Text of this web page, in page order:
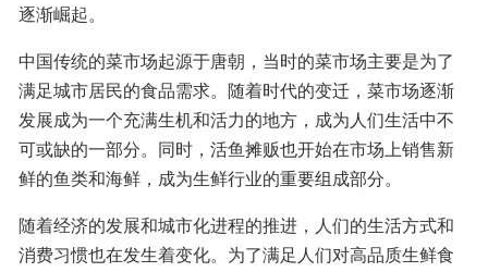
逐渐崛起。
中国传统的菜市场起源于唐朝，当时的菜市场主要是为了
满足城市居民的食品需求。随着时代的变迁，菜市场逐渐
发展成为一个充满生机和活力的地方，成为人们生活中不
可或缺的一部分。同时，活鱼摊贩也开始在市场上销售新
鲜的鱼类和海鲜，成为生鲜行业的重要组成部分。
随着经济的发展和城市化进程的推进，人们的生活方式和
消费习惯也在发生着变化。为了满足人们对高品质生鲜食